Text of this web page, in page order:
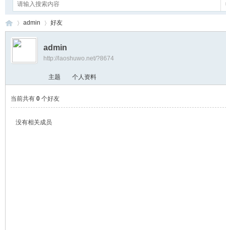
›
admin 好友
admin
http://laoshuwo.net/?8674
主题 个人资料
当前共有 0个好友
没有相关成员